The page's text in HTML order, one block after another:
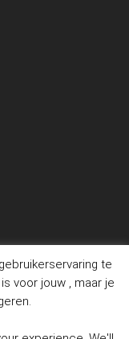
te
voor jouw , maar je